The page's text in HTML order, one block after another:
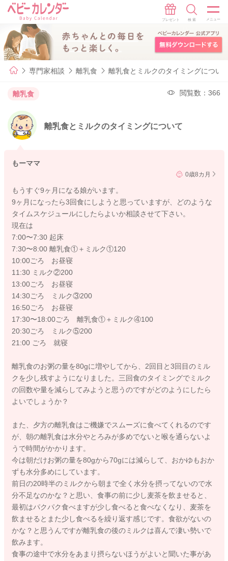
専門家相談 離乳食 離乳食とミルクのタイミングについ
離乳食 閲覧数：366
離乳食とミルクのタイミングについて
もーママ
0歳8カ月
もうすぐ9ヶ月になる娘がいます。
9ヶ月になったら3回食にしようと思っていますが、どのような
タイムスケジュールにしたらよいか相談させて下さい。
現在は
7:00〜7:30 起床
7:30〜8:00 離乳食①＋ミルク①120
10:00ごろ お昼寝
11:30 ミルク②200
13:00ごろ お昼寝
14:30ごろ ミルク③200
16:50ごろ お昼寝
17:30〜18:00ごろ 離乳食①＋ミルク④100
20:30ごろ ミルク⑤200
21:00 ごろ 就寝
離乳食のお粥の量を80gに増やしてから、2回目と3回目のミル
クを少し残すようになりました。三回食のタイミングでミルク
の回数や量を減らしてみようと思うのですがどのようにしたら
よいでしょうか？
また、夕方の離乳食はご機嫌でスムーズに食べてくれるのです
が、朝の離乳食は水分やとろみが多めでないと喉を通らないよ
うで時間がかかります。
今は朝だけお粥の量を80gから70gには減らして、おかゆもおか
ずも水分多めにしています。
前日の20時半のミルクから朝まで全く水分を摂ってないので水
分不足なのかな？と思い、食事の前に少し麦茶を飲ませると、
最初はパクパク食べますが少し食べると食べなくなり、麦茶を
飲ませるとまた少し食べるを繰り返す感じです。食欲がないの
かな？と思うんですが離乳食の後のミルクは喜んで凄い勢いで
飲みます。
食事の途中で水分をあまり摂らないほうがよいと聞いた事があ